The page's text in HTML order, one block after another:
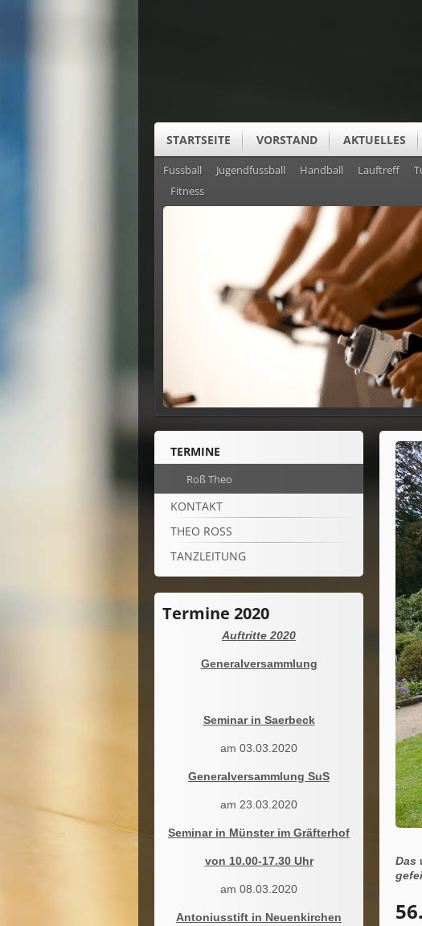
STARTSEITE VORSTAND AKTUELLES
SUS CLUBHEIM
Fussball Jugendfussball Handball Lauftreff
Fitness
TERMINE
Roß Theo
KONTAKT
THEO ROSS
TANZLEITUNG
Termine 2020
Auftritte 2020
Generalversammlung
Seminar in Saerbeck
am 03.03.2020
Generalversammlung SuS
am 23.03.2020
Seminar in Münster im Gräfterhof
von 10.00-17.30 Uhr
am 08.03.2020
Antoniusstift in Neuenkirchen
Das